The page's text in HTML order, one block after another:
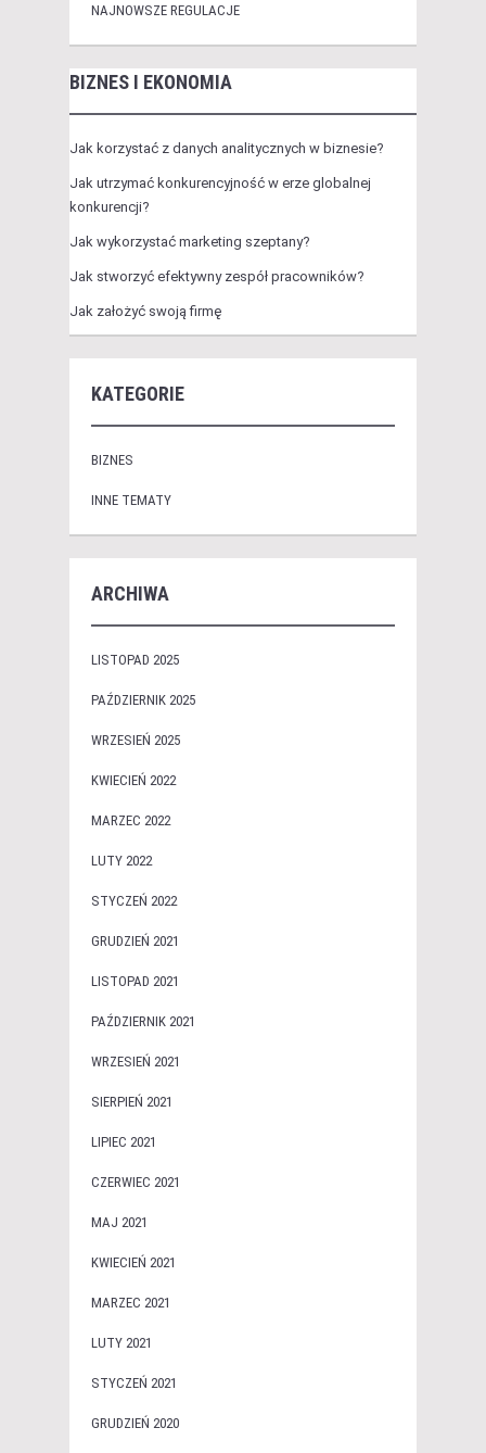
NAJNOWSZE REGULACJE
BIZNES I EKONOMIA
Jak korzystać z danych analitycznych w biznesie?
Jak utrzymać konkurencyjność w erze globalnej
konkurencji?
Jak wykorzystać marketing szeptany?
Jak stworzyć efektywny zespół pracowników?
Jak założyć swoją firmę
KATEGORIE
BIZNES
INNE TEMATY
ARCHIWA
LISTOPAD 2025
PAŹDZIERNIK 2025
WRZESIEŃ 2025
KWIECIEŃ 2022
MARZEC 2022
LUTY 2022
STYCZEŃ 2022
GRUDZIEŃ 2021
LISTOPAD 2021
PAŹDZIERNIK 2021
WRZESIEŃ 2021
SIERPIEŃ 2021
LIPIEC 2021
CZERWIEC 2021
MAJ 2021
KWIECIEŃ 2021
MARZEC 2021
LUTY 2021
STYCZEŃ 2021
GRUDZIEŃ 2020